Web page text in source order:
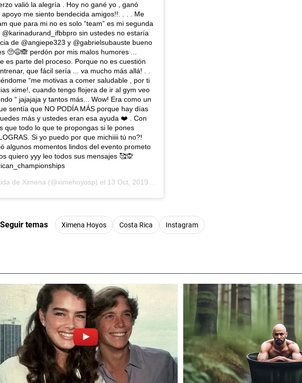
valió la alegría . Hoy no gané yo , ganó
me siento bendecida amigos!!. . . . Me
que para mi no es solo “team” es mi segunda
sin ustedes no estaría
de @angiepe323 y @gabrielsubauste bueno
🥺😅🙈 perdón por mis malos humores ...
es parte del proceso. Porque no es cuestión
que fácil sería ... va mucho más allá! . .
“me motivas a comer saludable , por ti
xime!, cuando tengo flojera de ir al gym veo
“ jajajaja y tantos más... Wow! Era como un
sentía que NO PODÍA MÁS porque hay días
más y ustedes eran esa ayuda ❤️ . Con
que todo lo que te propongas si le pones
Si yo puedo por que michiiii tú no?!
algunos momentos lindos del evento prometo
quiero yyy leo todos sus mensajes 🥰🙊
de Ximena(@ximehoyosp) el 13 Oct, 2019 a las 12:39 PDT
Seguir temas Ximena Hoyos Costa Rica Instagram